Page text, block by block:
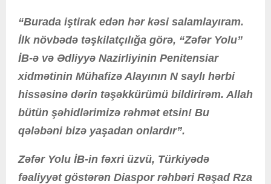
“Burada iştirak edən hər kəsi salamlayıram.
İlk növbədə təşkilatçılığa görə, “Zəfər Yolu”
İB-ə və Ədliyyə Nazirliyinin Penitensiar
xidmətinin Mühafizə Alayının N saylı hərbi
hissəsinə dərin təşəkkürümü bildirirəm. Allah
bütün şəhidlərimizə rəhmət etsin! Bu
qələbəni bizə yaşadan onlardır”.
Zəfər Yolu İB-in fəxri üzvü, Türkiyədə
fəaliyyət göstərən Diaspor rəhbəri Rəşad Rza